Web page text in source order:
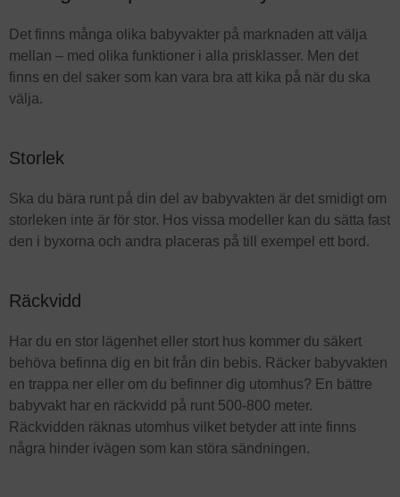
Det finns många olika babyvakter på marknaden att välja
mellan – med olika funktioner i alla prisklasser. Men det
finns en del saker som kan vara bra att kika på när du ska
välja.
Storlek
Ska du bära runt på din del av babyvakten är det smidigt om
storleken inte är för stor. Hos vissa modeller kan du sätta fast
den i byxorna och andra placeras på till exempel ett bord.
Räckvidd
Har du en stor lägenhet eller stort hus kommer du säkert
behöva befinna dig en bit från din bebis. Räcker babyvakten
en trappa ner eller om du befinner dig utomhus? En bättre
babyvakt har en räckvidd på runt 500-800 meter.
Räckvidden räknas utomhus vilket betyder att inte finns
några hinder ivägen som kan störa sändningen.